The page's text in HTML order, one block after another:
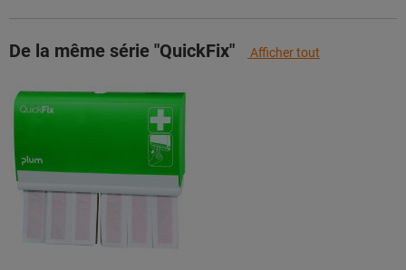
De la même série "QuickFix" Afficher tout